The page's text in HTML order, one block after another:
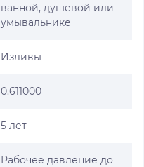
ванной, душевой или
умывальнике
Изливы
0.611000
5 лет
Рабочее давление до